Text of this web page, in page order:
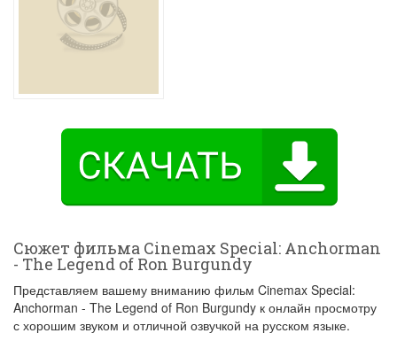
Сюжет фильма Cinemax Special: Anchorman
- The Legend of Ron Burgundy
Представляем вашему вниманию фильм Cinemax Special:
Anchorman - The Legend of Ron Burgundy к онлайн просмотру
с хорошим звуком и отличной озвучкой на русском языке.